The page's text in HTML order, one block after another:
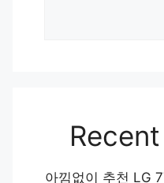
아낌없이 추천 LG